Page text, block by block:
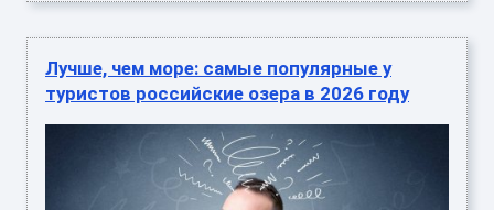
Лучше, чем море: самые популярные у
туристов российские озера в 2026 году